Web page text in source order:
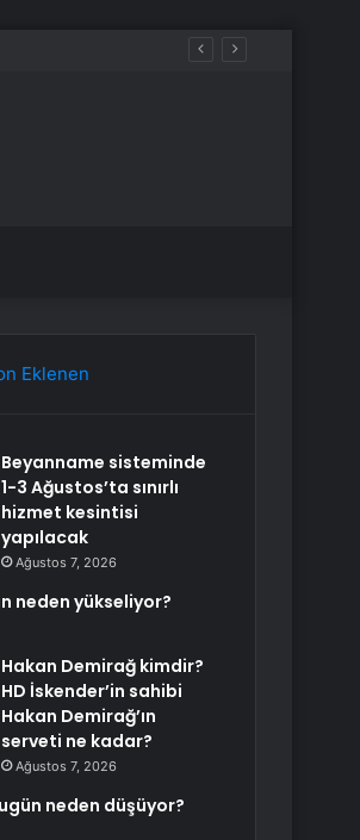
Eklenen
Beyanname sisteminde
1-3 Ağustos’ta sınırlı
hizmet kesintisi
yapılacak
Ağustos 7, 2026
neden yükseliyor?
Hakan Demirağ kimdir?
HD İskender’in sahibi
Hakan Demirağ’ın
serveti ne kadar?
Ağustos 7, 2026
neden düşüyor?